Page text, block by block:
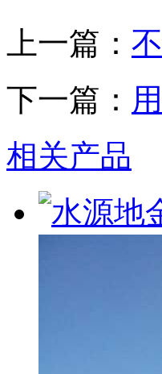
上一篇：
下一篇：
相关产品